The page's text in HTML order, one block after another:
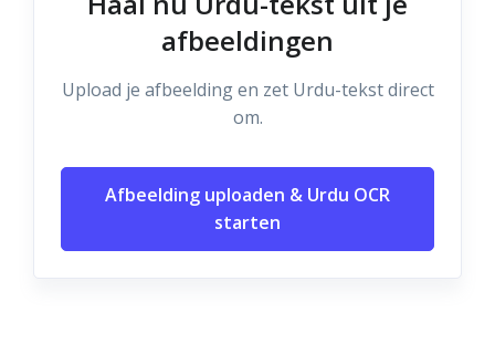
afbeeldingen
Upload je afbeelding en zet Urdu-tekst direct
om.
Afbeelding uploaden & Urdu OCR
starten